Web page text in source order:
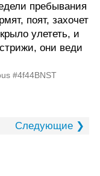
пребывания
поят, захочет
улететь, и
они веди
#4f44BNST
Следующие ❯